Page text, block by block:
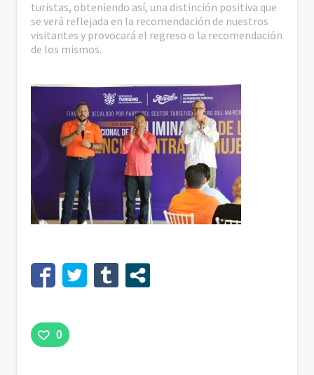
turistas, obteniendo así, una distinción positiva que
se verá reflejada en la recomendación de nuestros
visitantes y provocará el regreso o la recomendación
de los mismos.
0